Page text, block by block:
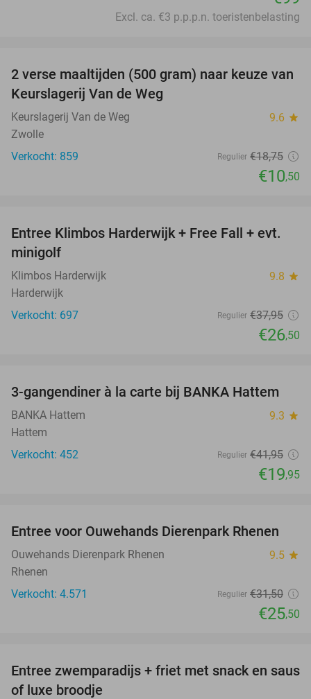
Excl. ca. €3 p.p.p.n. toeristenbelasting
44%
2 verse maaltijden (500 gram) naar keuze van
Keurslagerij Van de Weg
Keurslagerij Van de Weg 9.6 star
Zwolle
Verkocht: 859
Regulier €18,75
€10,50
30%
Entree Klimbos Harderwijk + Free Fall + evt.
minigolf
Klimbos Harderwijk 9.8 star
Harderwijk
Verkocht: 697
Regulier €37,95
€26,50
52%
3-gangendiner à la carte bij BANKA Hattem
BANKA Hattem 9.3 star
Hattem
Verkocht: 452
Regulier €41,95
€19,95
19%
Entree voor Ouwehands Dierenpark Rhenen
Ouwehands Dierenpark Rhenen 9.5 star
Rhenen
Verkocht: 4.571
Regulier €31,50
€25,50
20%
Entree zwemparadijs + friet met snack en saus
of luxe broodje